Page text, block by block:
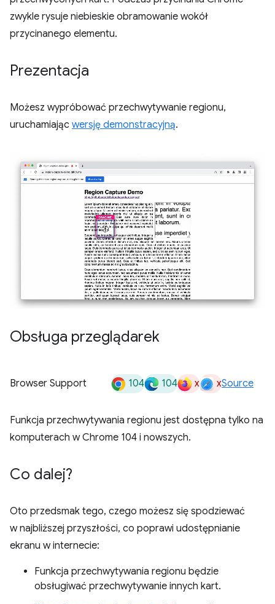
zwykle rysuje niebieskie obramowanie wokół
przycinanego elementu.
Prezentacja
Możesz wypróbować przechwytywanie regionu,
uruchamiając wersję demonstracyjną.
Obsługa przeglądarek
Browser Support 104 104 x xSource
Funkcja przechwytywania regionu jest dostępna tylko na
komputerach w Chrome 104 i nowszych.
Co dalej?
Oto przedsmak tego, czego możesz się spodziewać
w najbliższej przyszłości, co poprawi udostępnianie
ekranu w internecie:
Funkcja przechwytywania regionu będzie
obsługiwać przechwytywanie innych kart.